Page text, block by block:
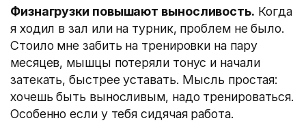
Физнагрузки повышают выносливость. Когда
я ходил в зал или на турник, проблем не было.
Стоило мне забить на тренировки на пару
месяцев, мышцы потеряли тонус и начали
затекать, быстрее уставать. Мысль простая:
хочешь быть выносливым, надо тренироваться.
Особенно если у тебя сидячая работа.